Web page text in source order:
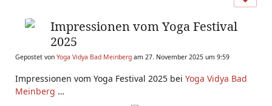
Impressionen vom Yoga Festival
2025
Gepostet von Yoga Vidya Bad Meinberg am 27. November 2025 um 9:59
Impressionen vom Yoga Festival 2025 bei Yoga Vidya Bad
Meinberg
: Frank Dürrschmied und Svenja Bade